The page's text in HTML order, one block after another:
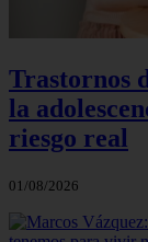
Trastornos
la
riesgo real
01/08/2026